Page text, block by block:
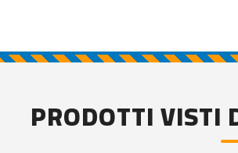
PRODOTTI VISTI